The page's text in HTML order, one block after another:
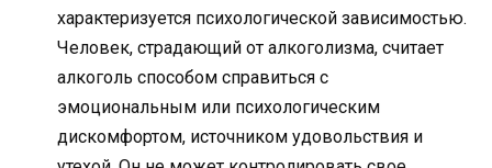
характеризуется психологической зависимостью.
Человек, страдающий от алкоголизма, считает
алкоголь способом справиться с
эмоциональным или психологическим
дискомфортом, источником удовольствия и